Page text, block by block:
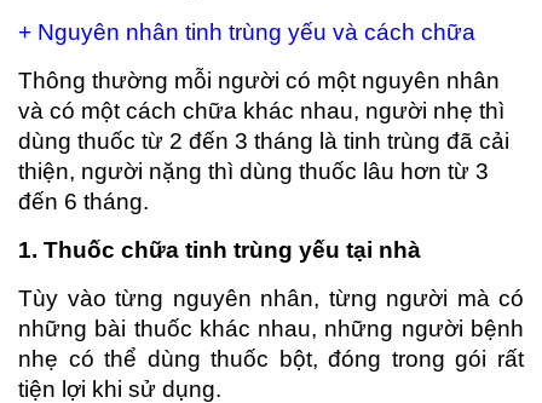
+ Nguyên nhân tinh trùng yếu và cách chữa
Thông thường mỗi người có một nguyên nhân
và có một cách chữa khác nhau, người nhẹ thì
dùng thuốc từ 2 đến 3 tháng là tinh trùng đã cải
thiện, người nặng thì dùng thuốc lâu hơn từ 3
đến 6 tháng.
1. Thuốc chữa tinh trùng yếu tại nhà
Tùy vào từng nguyên nhân, từng người mà có
những bài thuốc khác nhau, những người bệnh
nhẹ có thể dùng thuốc bột, đóng trong gói rất
tiện lợi khi sử dụng.